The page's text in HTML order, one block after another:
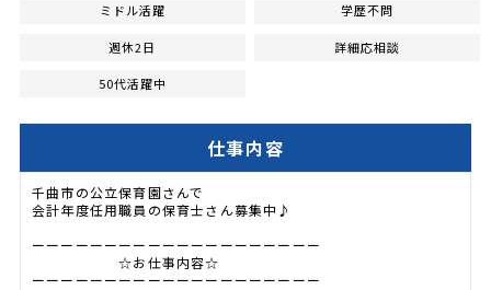
ミドル活躍 学歴不問
週休2日 詳細応相談
50代活躍中
仕事内容
千曲市の公立保育園さんで
会計年度任用職員の保育士さん募集中♪
ーーーーーーーーーーーーーーーーーーーー
☆お仕事内容☆
ーーーーーーーーーーーーーーーーーーーー